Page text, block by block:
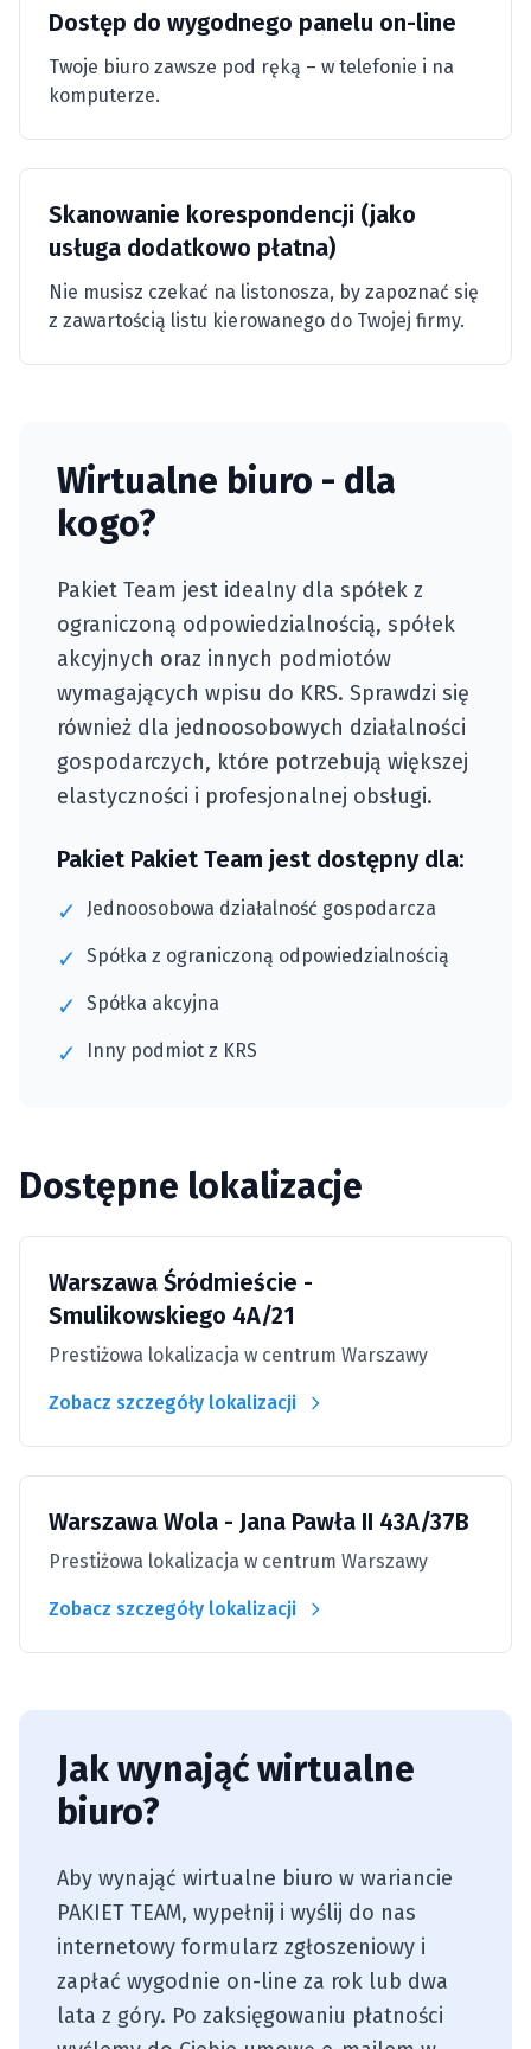
Dostęp do wygodnego panelu on-line
Twoje biuro zawsze pod ręką – w telefonie i na
komputerze.
Skanowanie korespondencji (jako
usługa dodatkowo płatna)
Nie musisz czekać na listonosza, by zapoznać się
z zawartością listu kierowanego do Twojej firmy.
Wirtualne biuro - dla
kogo?
Pakiet Team jest idealny dla spółek z
ograniczoną odpowiedzialnością, spółek
akcyjnych oraz innych podmiotów
wymagających wpisu do KRS. Sprawdzi się
również dla jednoosobowych działalności
gospodarczych, które potrzebują większej
elastyczności i profesjonalnej obsługi.
Pakiet Pakiet Team jest dostępny dla:
✓
Jednoosobowa działalność gospodarcza
✓ Spółka z ograniczoną odpowiedzialnością
✓ Spółka akcyjna
✓ Inny podmiot z KRS
Dostępne lokalizacje
Warszawa Śródmieście -
Smulikowskiego 4A/21
Prestiżowa lokalizacja w centrum Warszawy
Zobacz szczegóły lokalizacji
Warszawa Wola - Jana Pawła II 43A/37B
Prestiżowa lokalizacja w centrum Warszawy
Zobacz szczegóły lokalizacji
Jak wynająć wirtualne
biuro?
Aby wynająć wirtualne biuro w wariancie
PAKIET TEAM, wypełnij i wyślij do nas
internetowy formularz zgłoszeniowy i
zapłać wygodnie on-line za rok lub dwa
lata z góry. Po zaksięgowaniu płatności